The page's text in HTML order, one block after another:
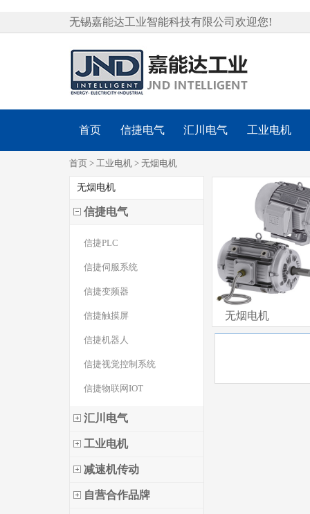
无锡嘉能达工业智能科技有限公司欢迎您!
首页 信捷电气 汇川电气 工业电机
首页 > 工业电机 > 无烟电机
无烟电机
信捷电气
信捷PLC
信捷伺服系统
信捷变频器
信捷触摸屏
信捷机器人
信捷视觉控制系统
信捷物联网IOT
汇川电气
工业电机
减速机传动
自营合作品牌
无烟电机